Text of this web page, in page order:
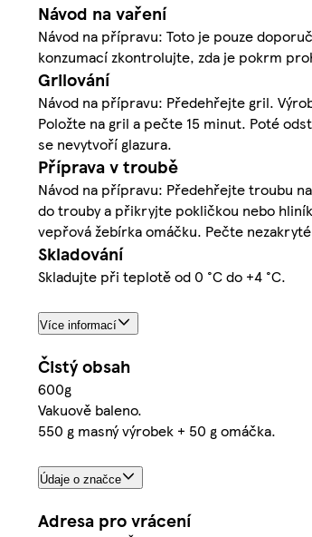
Návod na vaření
Návod na přípravu: Toto je pouze
konzumací zkontrolujte, zda je pokrm
Grilování
Návod na přípravu: Předehřejte gril.
Položte na gril a pečte 15 minut. Poté
se nevytvoří glazura.
Příprava v troubě
Návod na přípravu: Předehřejte troubu
do trouby a přikryjte pokličkou nebo
vepřová žebírka omáčku. Pečte
Skladování
Skladujte při teplotě od 0 °C do +4 °C.
Více informací
Čistý obsah
600g
Vakuově baleno.
550 g masný výrobek + 50 g omáčka.
Údaje o značce
Adresa pro vrácení